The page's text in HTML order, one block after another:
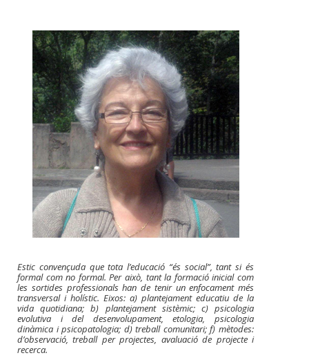
Estic convençuda que tota l’educació “és social”, tant si és
formal com no formal. Per això, tant la formació inicial com
les sortides professionals han de tenir un enfocament més
transversal i holístic. Eixos: a) plantejament educatiu de la
vida quotidiana; b) plantejament sistèmic; c) psicologia
evolutiva i del desenvolupament, etologia, psicologia
dinàmica i psicopatologia; d) treball comunitari; f) mètodes:
d’observació, treball per projectes, avaluació de projecte i
recerca.